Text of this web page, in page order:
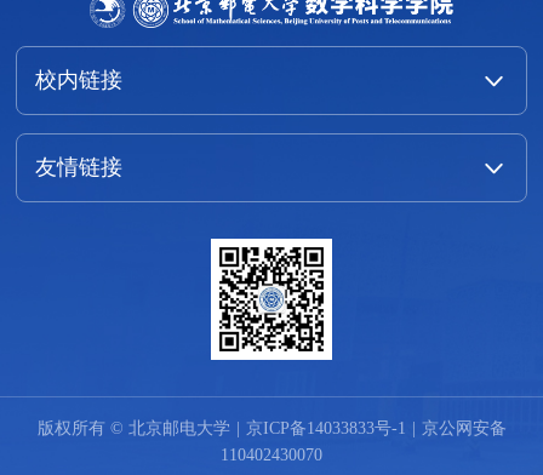
校内链接
友情链接
版权所有 © 北京邮电大学 京ICP备14033833号-1
京公网安备
110402430070